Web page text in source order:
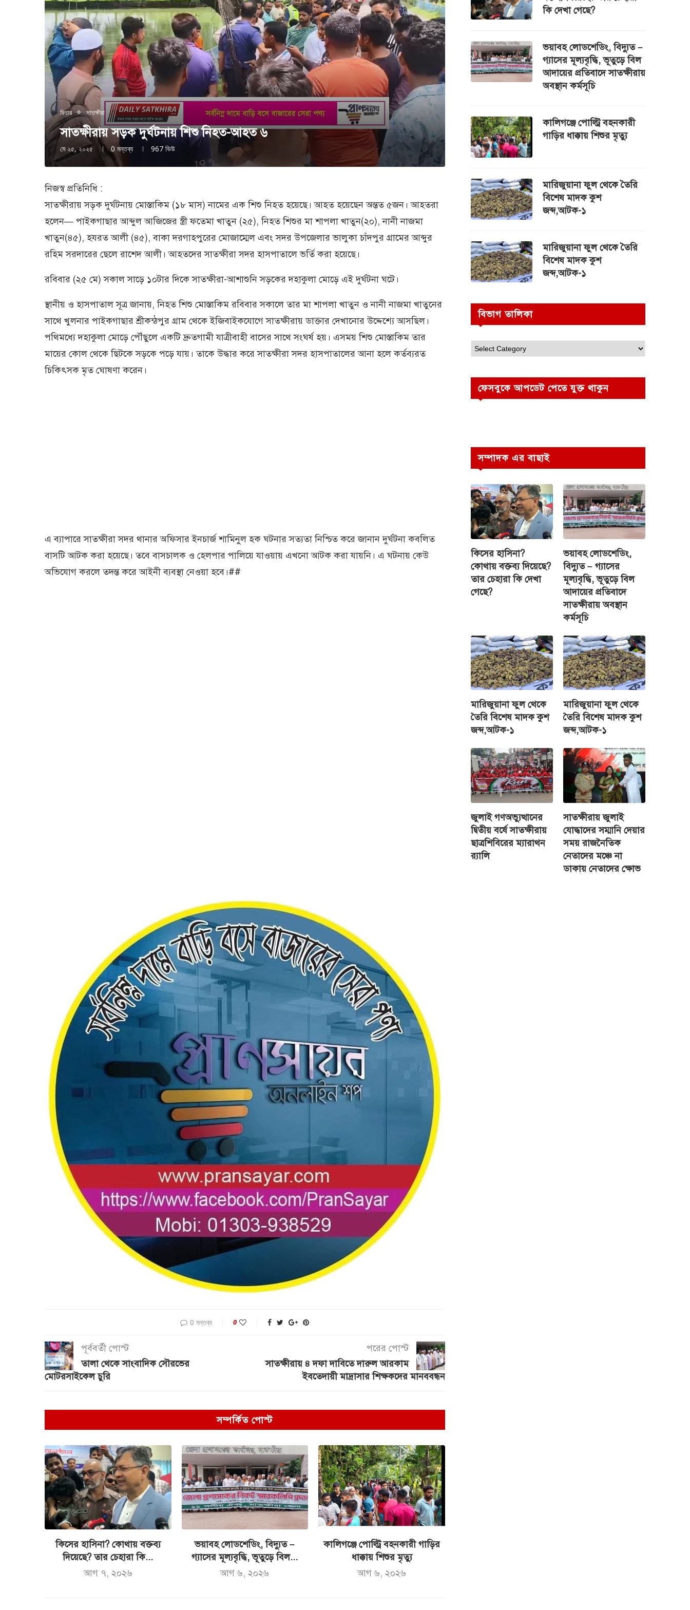
ফিচার সাতক্ষীরা
সাতক্ষীরায় সড়ক দুর্ঘটনায় শিশু নিহত-আহত ৬
মে ২৫, ২০২৫ 0 মন্তব্য 967 ভিউ
নিজস্ব প্রতিনিধি :
সাতক্ষীরায় সড়ক দুর্ঘটনায় মোস্তাকিম (১৮ মাস) নামের এক শিশু নিহত হয়েছে। আহত হয়েছেন অন্তত ৫জন। আহতরা
হলেন— পাইকগাছার আব্দুল আজিজের স্ত্রী ফতেমা খাতুন (২৫), নিহত শিশুর মা শাপলা খাতুন(২০), নানী নাজমা
খাতুন(৪৫), হযরত আলী (৪৫), বাকা দরগাহপুরের মোজাম্মেল এবং সদর উপজেলার ভালুকা চাঁদপুর গ্রামের আব্দুর
রহিম সরদারের ছেলে রাশেদ আলী। আহতদের সাতক্ষীরা সদর হাসপাতালে ভর্তি করা হয়েছে।
রবিবার (২৫ মে) সকাল সাড়ে ১০টার দিকে সাতক্ষীরা-আশাশুনি সড়কের দহাকুলা মোড়ে এই দুর্ঘটনা ঘটে।
স্থানীয় ও হাসপাতাল সূত্র জানায়, নিহত শিশু মোস্তাকিম রবিবার সকালে তার মা শাপলা খাতুন ও নানী নাজমা খাতুনের
সাথে খুলনার পাইকগাছার শ্রীকন্ঠপুর গ্রাম থেকে ইজিবাইকযোগে সাতক্ষীরায় ডাক্তার দেখানোর উদ্দেশ্যে আসছিল।
পথিমধ্যে দহাকুলা মোড়ে পৌঁছুলে একটি দ্রুতগামী যাত্রীবাহী বাসের সাথে সংঘর্ষ হয়। এসময় শিশু মোস্তাকিম তার
মায়ের কোল থেকে ছিটকে সড়কে পড়ে যায়। তাকে উদ্ধার করে সাতক্ষীরা সদর হাসপাতালের আনা হলে কর্তব্যরত
চিকিৎসক মৃত ঘোষণা করেন।
এ ব্যাপারে সাতক্ষীরা সদর থানার অফিসার ইনচার্জ শামিনুল হক ঘটনার সত্যতা নিশ্চিত করে জানান দুর্ঘটনা কবলিত
বাসটি আটক করা হয়েছে। তবে বাসচালক ও হেলপার পালিয়ে যাওয়ায় এখনো আটক করা যায়নি। এ ঘটনায় কেউ
অভিযোগ করলে তদন্ত করে আইনী ব্যবস্থা নেওয়া হবে।##
0 মন্তব্য 0
পূর্ববর্তী পোস্ট
তালা থেকে সাংবাদিক সৌরভের
মোটরসাইকেল চুরি
পরের পোস্ট
সাতক্ষীরায় ৪ দফা দাবিতে দারুল আরকাম
ইবতেদায়ী মাদ্রাসার শিক্ষকদের মানববন্ধন
সম্পর্কিত পোস্ট
কিসের হাসিনা? কোথায় বক্তব্য
দিয়েছে? তার চেহারা কি...
আগ ৭, ২০২৬
ভয়াবহ লোডশেডিং, বিদ্যুত –
গ্যাসের মূল্যবৃদ্ধি, ভূতুড়ে বিল...
আগ ৬, ২০২৬
কালিগঞ্জে পোল্ট্রি বহনকারী গাড়ির
ধাক্কায় শিশুর মৃত্যু
আগ ৬, ২০২৬
কি দেখা গেছে?
ভয়াবহ লোডশেডিং, বিদ্যুত –
গ্যাসের মূল্যবৃদ্ধি, ভূতুড়ে বিল
আদায়ের প্রতিবাদে সাতক্ষীরায়
অবস্থান কর্মসূচি
কালিগঞ্জে পোল্ট্রি বহনকারী
গাড়ির ধাক্কায় শিশুর মৃত্যু
মারিজুয়ানা ফুল থেকে তৈরি
বিশেষ মাদক কুশ
জব্দ,আটক-১
মারিজুয়ানা ফুল থেকে তৈরি
বিশেষ মাদক কুশ
জব্দ,আটক-১
বিভাগ তালিকা
ফেসবুকে আপডেট পেতে যুক্ত থাকুন
সম্পাদক এর বাছাই
কিসের হাসিনা?
কোথায় বক্তব্য দিয়েছে?
তার চেহারা কি দেখা
গেছে?
ভয়াবহ লোডশেডিং,
বিদ্যুত – গ্যাসের
মূল্যবৃদ্ধি, ভূতুড়ে বিল
আদায়ের প্রতিবাদে
সাতক্ষীরায় অবস্থান
কর্মসূচি
মারিজুয়ানা ফুল থেকে
তৈরি বিশেষ মাদক কুশ
জব্দ,আটক-১
মারিজুয়ানা ফুল থেকে
তৈরি বিশেষ মাদক কুশ
জব্দ,আটক-১
জুলাই গণঅভ্যুত্থানের
দ্বিতীয় বর্ষে সাতক্ষীরায়
ছাত্রশিবিরের ম্যারাথন
র‌্যালি
সাতক্ষীরায় জুলাই
যোদ্ধাদের সম্মানি দেয়ার
সময় রাজনৈতিক
নেতাদের মঞ্চে না
ডাকায় নেতাদের ক্ষোভ